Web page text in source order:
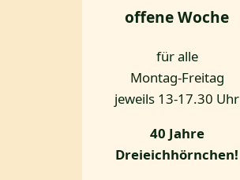
offene Woche
für alle
Montag-Freitag
jeweils 13-17.30 Uhr
40 Jahre
Dreieichhörnchen!